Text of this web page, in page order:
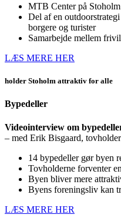
MTB Center på
Del af en
borgere og turister
Samarbejde mellem
LÆS MERE HER
holder Stoholm attraktiv for alle
Bypedeller
Videointerview om
– med Erik Bisgaard,
14 bypedeller gør byen
Tovholderne forventer
Byen bliver mere
Byens foreningsliv kan
LÆS MERE HER